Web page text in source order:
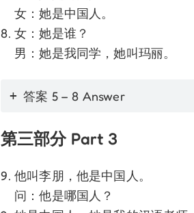
女：她是中国人。
女：她是谁？
男：她是我同学，她叫玛丽。
答案 5 – 8 Answer
第三部分Part 3
他叫李朋，他是中国人。
问：他是哪国人？